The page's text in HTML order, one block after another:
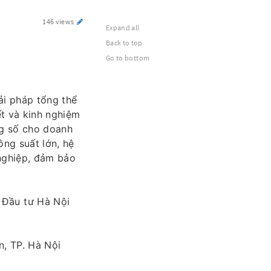
146 views
pháp tổng thể
và kinh nghiệm
số cho doanh
suất lớn, hệ
đảm bảo
tư Hà Nội
TP. Hà Nội
Expand all
Back to top
Go to bottom